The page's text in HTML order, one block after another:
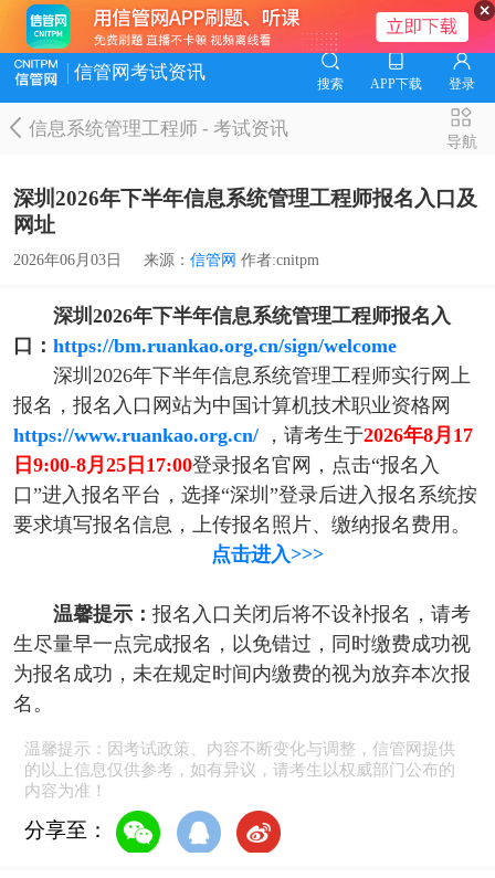
信管网考试资讯
搜索 APP下载 登录
信息系统管理工程师-考试资讯
导航
深圳2026年下半年信息系统管理工程师报名入口及
网址
2026年06月03日 来源： 信管网 作者:cnitpm
深圳2026年下半年信息系统管理工程师报名入
口： https://bm.ruankao.org.cn/sign/welcome
深圳2026年下半年信息系统管理工程师实行网上
报名，报名入口网站为中国计算机技术职业资格网
https://www.ruankao.org.cn/，请考生于2026年8月17
日9:00-8月25日17:00登录报名官网，点击“报名入
口”进入报名平台，选择“深圳”登录后进入报名系统按
要求填写报名信息，上传报名照片、缴纳报名费用。
点击进入>>>
温馨提示： 报名入口关闭后将不设补报名，请考
生尽量早一点完成报名，以免错过，同时缴费成功视
为报名成功，未在规定时间内缴费的视为放弃本次报
名。
温馨提示：因考试政策、内容不断变化与调整，信管网提供
的以上信息仅供参考，如有异议，请考生以权威部门公布的
内容为准！
分享至：